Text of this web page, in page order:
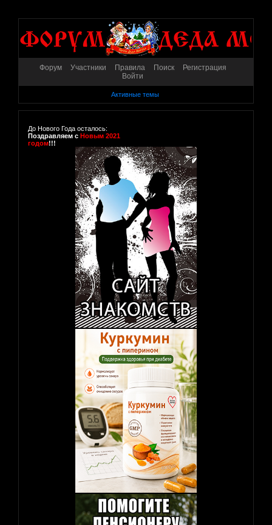
Форум Участники Правила Поиск
Регистрация
Войти
Активные темы
До Нового Года осталось:
Поздравляем с Новым 2021
годом!!!